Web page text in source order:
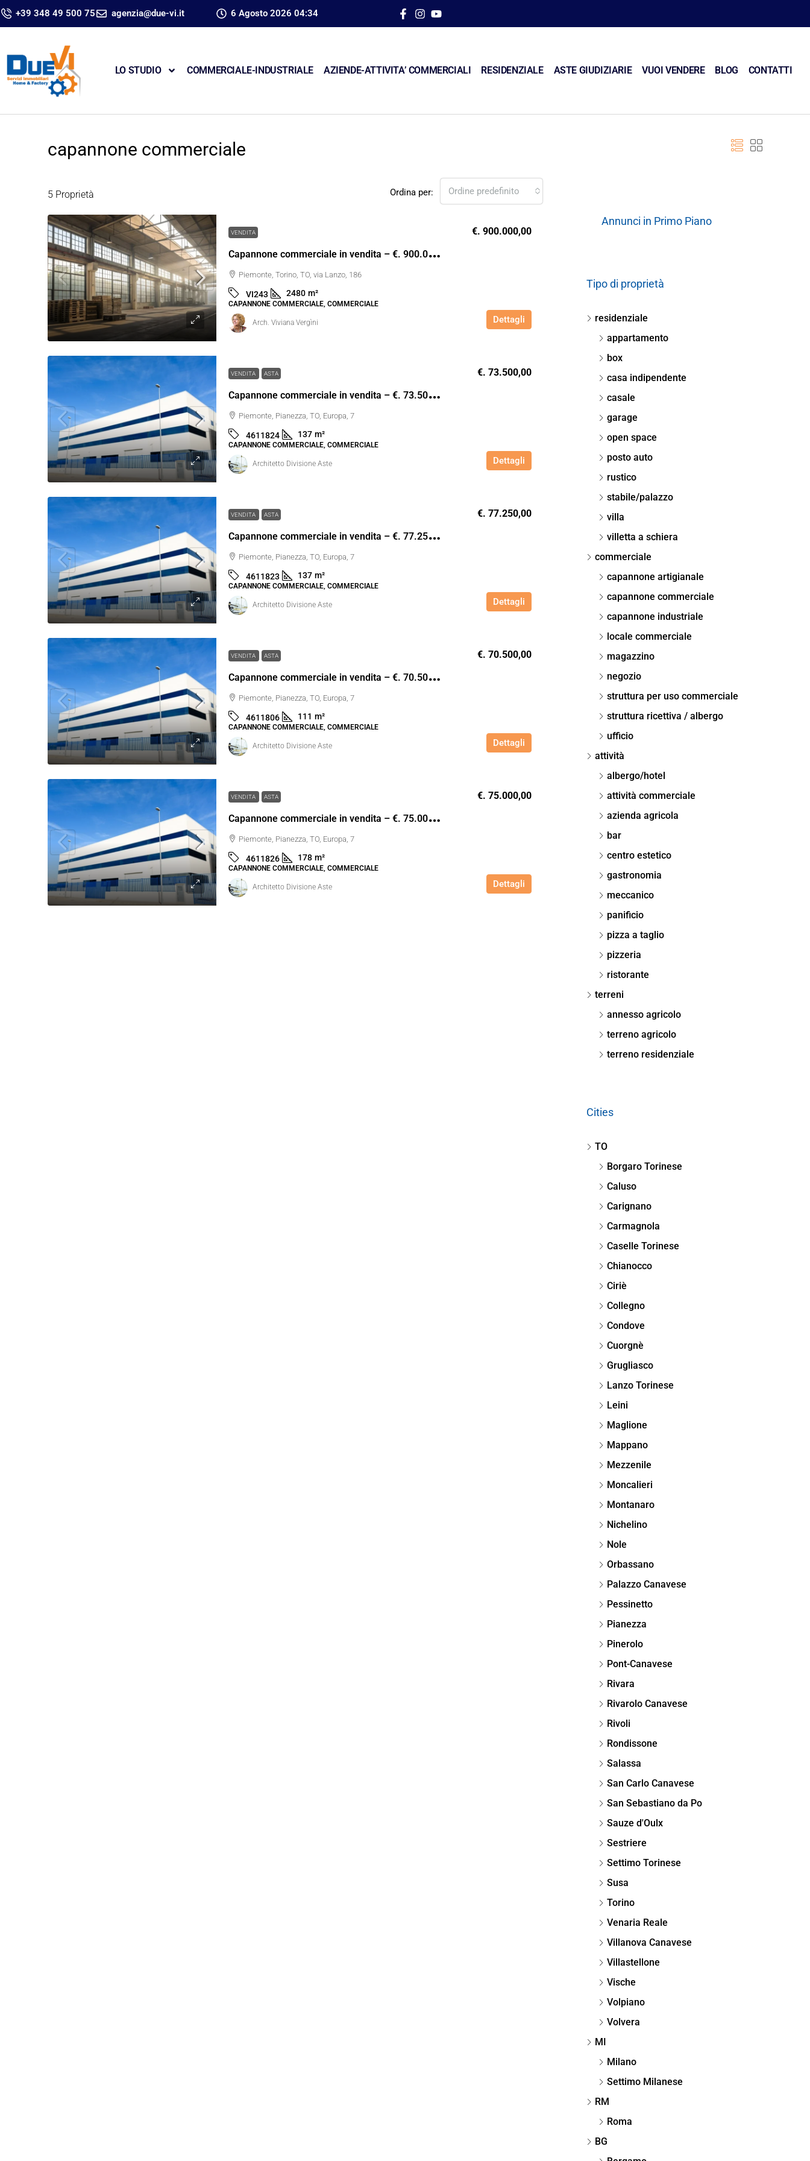
+39 348 49 500 75 agenzia@due-vi.it 6 Agosto 2026 04:34
LO STUDIO COMMERCIALE-INDUSTRIALE AZIENDE-ATTIVITA’ COMMERCIALI RESIDENZIALE ASTE GIUDIZIARIE VUOI VENDERE BLOG CONTATTI
capannone commerciale
5 Proprietà Ordina per: Ordine predefinito
VENDITA
C
apannone commerciale in vendita – €. 900.000,00 – rif. VI243
€. 900.000,00
Piemonte, Torino, TO, via Lanzo, 186
VI243 2480 m²
CAPANNONE COMMERCIALE, COMMERCIALE
Dettagli
Arch. Viviana Vergìni
VENDITA ASTA
C
apannone commerciale in vendita – €. 73.500,00 – rif. 4611824
€. 73.500,00
Piemonte, Pianezza, TO, Europa, 7
4611824 137 m²
CAPANNONE COMMERCIALE, COMMERCIALE
Dettagli
Architetto Divisione Aste
VENDITA ASTA
C
apannone commerciale in vendita – €. 77.250,00 – rif. 4611823
€. 77.250,00
Piemonte, Pianezza, TO, Europa, 7
4611823 137 m²
CAPANNONE COMMERCIALE, COMMERCIALE
Dettagli
Architetto Divisione Aste
VENDITA ASTA
C
apannone commerciale in vendita – €. 70.500,00 – rif. 4611806
€. 70.500,00
Piemonte, Pianezza, TO, Europa, 7
4611806 111 m²
CAPANNONE COMMERCIALE, COMMERCIALE
Dettagli
Architetto Divisione Aste
VENDITA ASTA
C
apannone commerciale in vendita – €. 75.000,00 – rif. 4611826
€. 75.000,00
Piemonte, Pianezza, TO, Europa, 7
4611826 178 m²
CAPANNONE COMMERCIALE, COMMERCIALE
Dettagli
Architetto Divisione Aste
Annunci in Primo Piano
Tipo di proprietà
residenziale
appartamento
box
casa indipendente
casale
garage
open space
posto auto
rustico
stabile/palazzo
villa
villetta a schiera
commerciale
capannone artigianale
capannone commerciale
capannone industriale
locale commerciale
magazzino
negozio
struttura per uso commerciale
struttura ricettiva / albergo
ufficio
attività
albergo/hotel
attività commerciale
azienda agricola
bar
centro estetico
gastronomia
meccanico
panificio
pizza a taglio
pizzeria
ristorante
terreni
annesso agricolo
terreno agricolo
terreno residenziale
Cities
TO
Borgaro Torinese
Caluso
Carignano
Carmagnola
Caselle Torinese
Chianocco
Ciriè
Collegno
Condove
Cuorgnè
Grugliasco
Lanzo Torinese
Leini
Maglione
Mappano
Mezzenile
Moncalieri
Montanaro
Nichelino
Nole
Orbassano
Palazzo Canavese
Pessinetto
Pianezza
Pinerolo
Pont-Canavese
Rivara
Rivarolo Canavese
Rivoli
Rondissone
Salassa
San Carlo Canavese
San Sebastiano da Po
Sauze d'Oulx
Sestriere
Settimo Torinese
Susa
Torino
Venaria Reale
Villanova Canavese
Villastellone
Vische
Volpiano
Volvera
MI
Milano
Settimo Milanese
RM
Roma
BG